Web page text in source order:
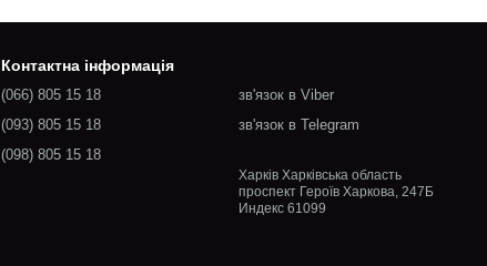
Контактна інформація
(066) 805 15 18
(093) 805 15 18
(098) 805 15 18
зв'язок в Viber
зв'язок в Telegram
Харків Харківська область
проспект Героїв Харкова, 247Б
Индекс 61099